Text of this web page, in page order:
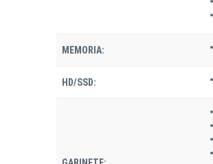
MEMORIA:
HD/SSD: